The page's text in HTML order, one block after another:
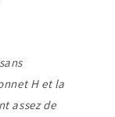
H et la
assez de